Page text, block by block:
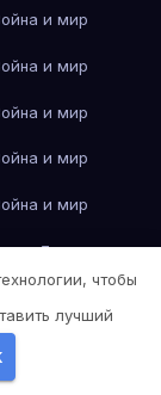
и мир
и мир
и мир
и мир
и мир
Лондон
Лос-Анджелес
Лос-Анджелес
чтобы
лучший